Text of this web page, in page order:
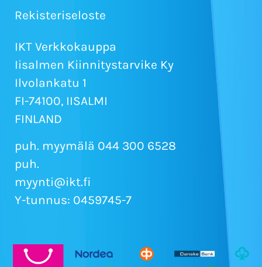
Rekisteriseloste
IKT Verkkokauppa
Iisalmen Kiinnitystarvike Ky
Ilvolankatu 1
FI-74100, IISALMI
FINLAND
puh. myymälä 044 300 6528
puh.
myynti@ikt.fi
Y-tunnus: 0459745-7